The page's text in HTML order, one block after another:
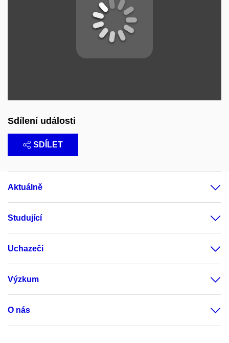
Sdílení události
SDÍLET
Aktuálně
Studující
Uchazeči
Výzkum
O nás